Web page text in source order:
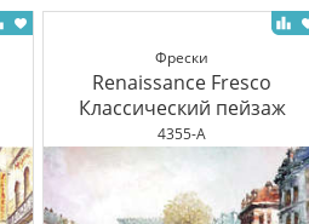
Фрески
Renaissance Fresco
Классический пейзаж
4355-A